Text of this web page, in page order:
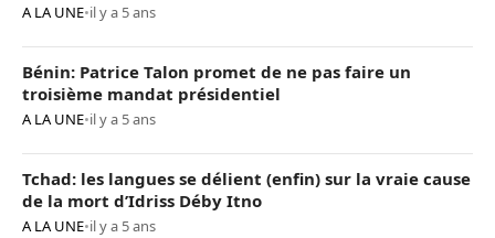
A LA UNE•il y a 5 ans
Bénin: Patrice Talon promet de ne pas faire un
troisième mandat présidentiel
A LA UNE•il y a 5 ans
Tchad: les langues se délient (enfin) sur la vraie cause
de la mort d’Idriss Déby Itno
A LA UNE•il y a 5 ans